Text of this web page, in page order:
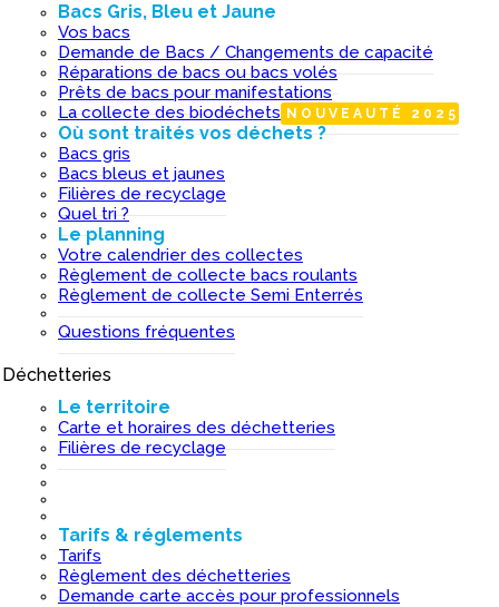
Bacs Gris, Bleu et Jaune
Vos bacs
Demande de Bacs / Changements de capacité
Réparations de bacs ou bacs volés
Prêts de bacs pour manifestations
La collecte des biodéchets NOUVEAUTÉ 2025
Où sont traités vos déchets ?
Bacs gris
Bacs bleus et jaunes
Filières de recyclage
Quel tri ?
Le planning
Votre calendrier des collectes
Règlement de collecte bacs roulants
Règlement de collecte Semi Enterrés
Questions fréquentes
Déchetteries
Le territoire
Carte et horaires des déchetteries
Filières de recyclage
Tarifs & réglements
Tarifs
Règlement des déchetteries
Demande carte accès pour professionnels